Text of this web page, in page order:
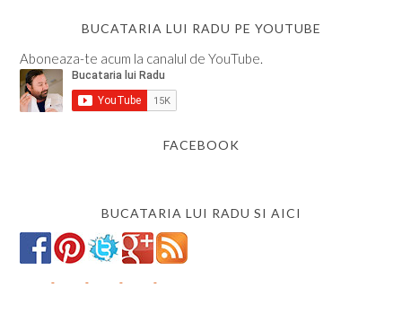
BUCATARIA LUI RADU PE YOUTUBE
Aboneaza-te acum la canalul de YouTube.
FACEBOOK
BUCATARIA LUI RADU SI AICI